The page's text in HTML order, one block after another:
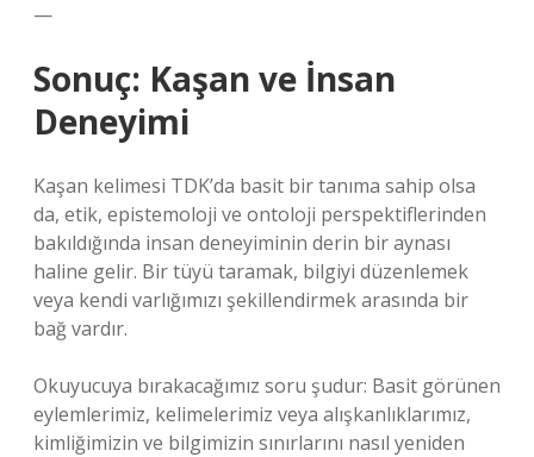
—
Sonuç: Kaşan ve İnsan
Deneyimi
Kaşan kelimesi TDK’da basit bir tanıma sahip olsa
da, etik, epistemoloji ve ontoloji perspektiflerinden
bakıldığında insan deneyiminin derin bir aynası
haline gelir. Bir tüyü taramak, bilgiyi düzenlemek
veya kendi varlığımızı şekillendirmek arasında bir
bağ vardır.
Okuyucuya bırakacağımız soru şudur: Basit görünen
eylemlerimiz, kelimelerimiz veya alışkanlıklarımız,
kimliğimizin ve bilgimizin sınırlarını nasıl yeniden